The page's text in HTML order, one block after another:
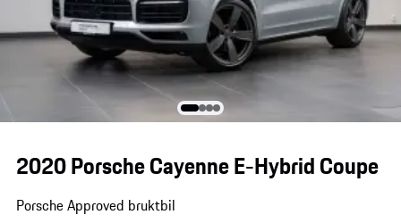
2020 Porsche Cayenne E-Hybrid Coupe
Porsche Approved bruktbil